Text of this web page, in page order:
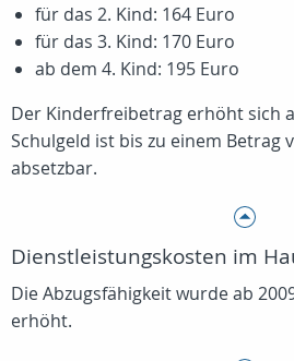
für das 2. Kind: 164 Euro
für das 3. Kind: 170 Euro
ab dem 4. Kind: 195 Euro
Der Kinderfreibetrag erhöht sich
Schulgeld ist bis zu einem Betrag
absetzbar.
Dienstleistungskosten im
Die Abzugsfähigkeit wurde ab
erhöht.